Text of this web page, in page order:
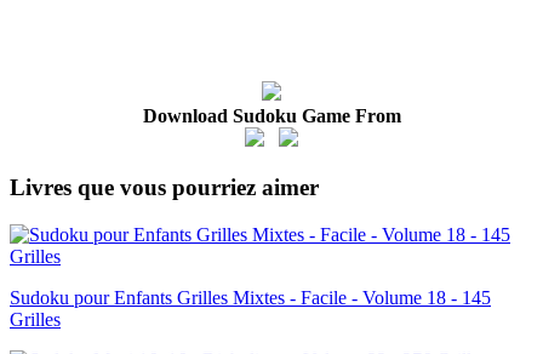
Download Sudoku Game From
Livres que vous pourriez aimer
Sudoku pour Enfants Grilles Mixtes - Facile - Volume 18 - 145
Grilles